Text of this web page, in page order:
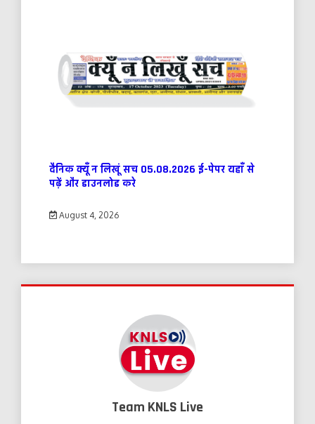
दैनिक क्यूँ न लिखूं सच 05.08.2026 ई-पेपर यहाँ से
पढ़ें और डाउनलोड करे
August 4, 2026
Team KNLS Live